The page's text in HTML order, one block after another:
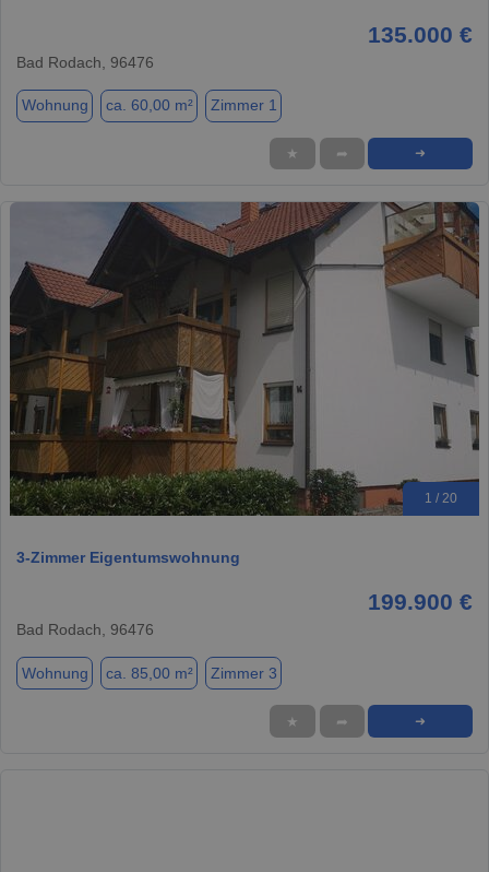
135.000 €
Bad Rodach, 96476
Wohnung ca. 60,00 m² Zimmer 1
★ ➦ ➜
1 / 20
3-Zimmer Eigentumswohnung
199.900 €
Bad Rodach, 96476
Wohnung ca. 85,00 m² Zimmer 3
★ ➦ ➜